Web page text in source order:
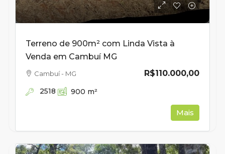
Terreno de 900m² com Linda Vista à
Venda em Cambuí MG
R$110.000,00
Cambuí - MG
2518 900 m²
Mais